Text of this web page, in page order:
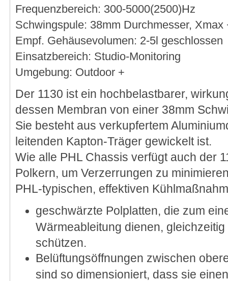
Frequenzbereich: 300-5000(2500)Hz
Schwingspule: 38mm Durchmesser, Xmax
Empf. Gehäusevolumen: 2-5l geschlossen
Einsatzbereich: Studio-Monitoring
Umgebung: Outdoor +
Der 1130 ist ein hochbelastbarer,
dessen Membran von einer 38mm
Sie besteht aus verkupfertem
leitenden Kapton-Träger gewickelt ist.
Wie alle PHL Chassis verfügt auch der
Polkern, um Verzerrungen zu
PHL-typischen, effektiven
geschwärzte Polplatten, die zum
Wärmeableitung dienen,
schützen.
Belüftungsöffnungen zwischen
sind so dimensioniert, dass sie